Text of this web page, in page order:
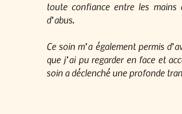
toute confiance entre les mains
d’abus.
Ce soin m’a également permis
que j’ai pu regarder en face et
soin a déclenché une profonde